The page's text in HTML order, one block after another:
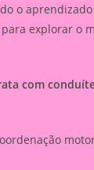
o
explorar o
com